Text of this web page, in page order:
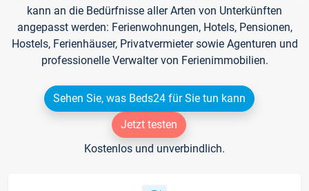
kann an die Bedürfnisse aller Arten von Unterkünften
angepasst werden: Ferienwohnungen, Hotels, Pensionen,
Hostels, Ferienhäuser, Privatvermieter sowie Agenturen und
professionelle Verwalter von Ferienimmobilien.
Sehen Sie, was Beds24 für Sie tun kann
Jetzt testen
Kostenlos und unverbindlich.